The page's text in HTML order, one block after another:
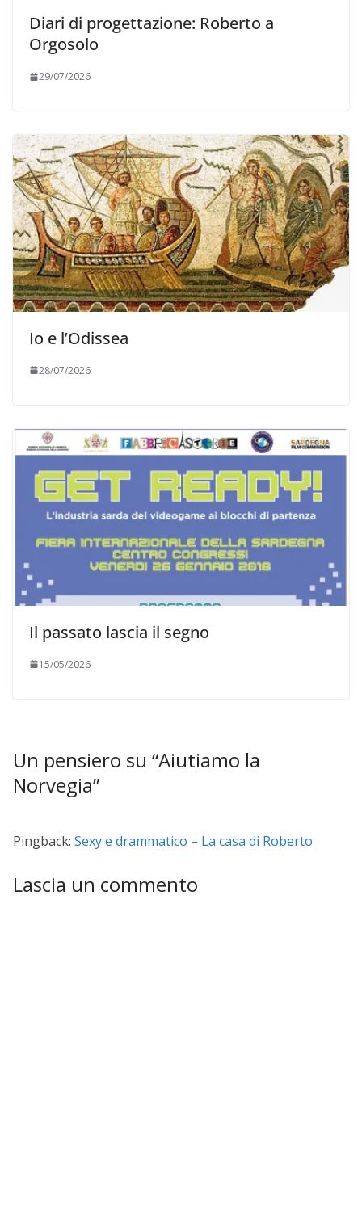
Diari di progettazione: Roberto a
Orgosolo
29/07/2026
Io e l’Odissea
28/07/2026
Il passato lascia il segno
15/05/2026
Un pensiero su “Aiutiamo la
Norvegia”
Pingback: Sexy e drammatico – La casa di Roberto
Lascia un commento